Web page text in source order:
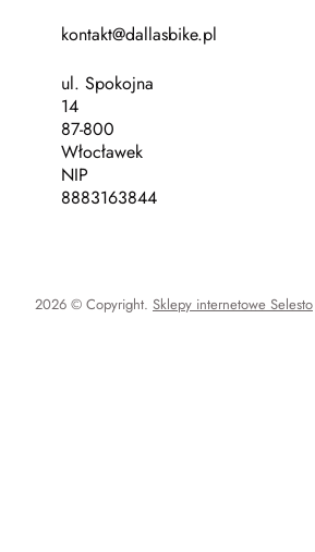
kontakt@dallasbike.pl
ul. Spokojna
14
87-800
Włocławek
NIP
8883163844
2026 © Copyright. Sklepy internetowe Selesto